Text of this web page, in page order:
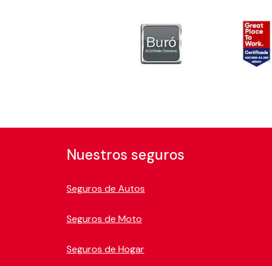
Nuestros seguros
Seguros de Autos
Seguros de Moto
Seguros de Hogar